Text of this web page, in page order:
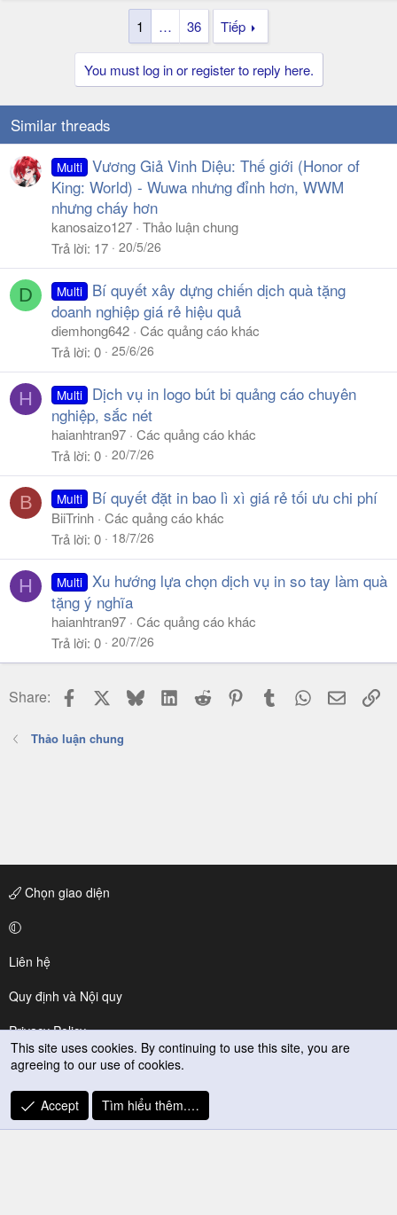
1 … 36 Tiếp
You must log in or register to reply here.
Similar threads
Multi Vương Giả Vinh Diệu: Thế giới (Honor of
King: World) - Wuwa nhưng đỉnh hơn, WWM
nhưng cháy hơn
kanosaizo127 Thảo luận chung
Trả lời 17 20/5/26
D Multi
Bí quyết xây dựng chiến dịch quà tặng
doanh nghiệp giá rẻ hiệu quả
diemhong642 Các quảng cáo khác
Trả lời 0 25/6/26
H Multi
Dịch vụ in logo bút bi quảng cáo chuyên
nghiệp, sắc nét
haianhtran97 Các quảng cáo khác
Trả lời 0 20/7/26
B Multi Bí quyết đặt in bao lì xì giá rẻ tối ưu chi phí
BiiTrinh Các quảng cáo khác
Trả lời 0 18/7/26
H Multi Xu hướng lựa chọn dịch vụ in so tay làm quà
tặng ý nghĩa
haianhtran97 Các quảng cáo khác
Trả lời 0 20/7/26
Share: Facebook BlueskyLinkedIn
Reddit PinterestTumblr WhatsApp
Email
Thảo luận chung
Chọn giao diện
Liên hệ
Quy định và Nội quy
Privacy Policy
Trợ giúp
R
S
This site uses cookies. By continuing to use this site, you are
agreeing to our use of cookies.
Accept Tìm hiểu thêm.…